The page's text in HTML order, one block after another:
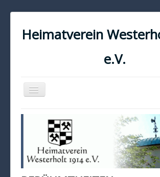
Heimatverein
e.V.
Navigation
an/aus
KONTAKT
IMPRESSUM
DATENSCHUTZ